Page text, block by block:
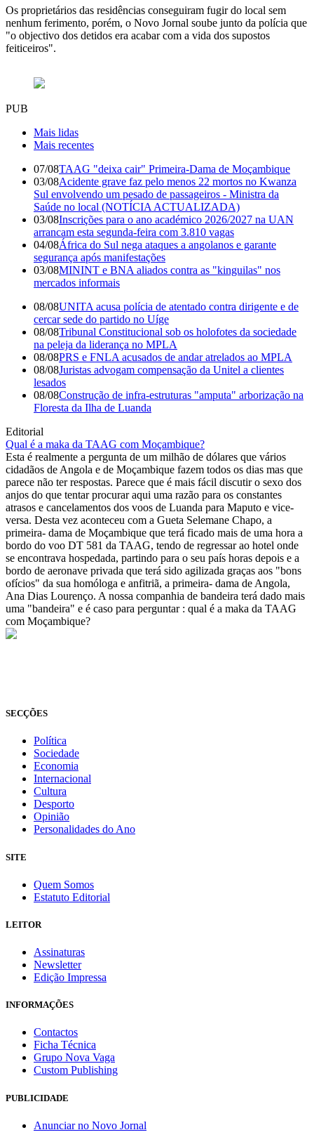
Os proprietários das residências conseguiram fugir do local sem
nenhum ferimento, porém, o Novo Jornal soube junto da polícia que
"o objectivo dos detidos era acabar com a vida dos supostos
feiticeiros".
PUB
Mais lidas
Mais recentes
07/08TAAG "deixa cair" Primeira-Dama de Moçambique
03/08Acidente grave faz pelo menos 22 mortos no Kwanza
Sul envolvendo um pesado de passageiros - Ministra da
Saúde no local (NOTÍCIA ACTUALIZADA)
03/08Inscrições para o ano académico 2026/2027 na UAN
arrancam esta segunda-feira com 3.810 vagas
04/08África do Sul nega ataques a angolanos e garante
segurança após manifestações
03/08MININT e BNA aliados contra as "kinguilas" nos
mercados informais
08/08UNITA acusa polícia de atentado contra dirigente e de
cercar sede do partido no Uíge
08/08Tribunal Constitucional sob os holofotes da sociedade
na peleja da liderança no MPLA
08/08PRS e FNLA acusados de andar atrelados ao MPLA
08/08Juristas advogam compensação da Unitel a clientes
lesados
08/08Construção de infra-estruturas "amputa" arborização na
Floresta da Ilha de Luanda
Editorial
Qual é a maka da TAAG com Moçambique?
Esta é realmente a pergunta de um milhão de dólares que vários
cidadãos de Angola e de Moçambique fazem todos os dias mas que
parece não ter respostas. Parece que é mais fácil discutir o sexo dos
anjos do que tentar procurar aqui uma razão para os constantes
atrasos e cancelamentos dos voos de Luanda para Maputo e vice-
versa. Desta vez aconteceu com a Gueta Selemane Chapo, a
primeira- dama de Moçambique que terá ficado mais de uma hora a
bordo do voo DT 581 da TAAG, tendo de regressar ao hotel onde
se encontrava hospedada, partindo para o seu país horas depois e a
bordo de aeronave privada que terá sido agilizada graças aos "bons
ofícios" da sua homóloga e anfitriã, a primeira- dama de Angola,
Ana Dias Lourenço. A nossa companhia de bandeira terá dado mais
uma "bandeira" e é caso para perguntar : qual é a maka da TAAG
com Moçambique?
SECÇÕES
Política
Sociedade
Economia
Internacional
Cultura
Desporto
Opinião
Personalidades do Ano
SITE
Quem Somos
Estatuto Editorial
LEITOR
Assinaturas
Newsletter
Edição Impressa
INFORMAÇÕES
Contactos
Ficha Técnica
Grupo Nova Vaga
Custom Publishing
PUBLICIDADE
Anunciar no Novo Jornal